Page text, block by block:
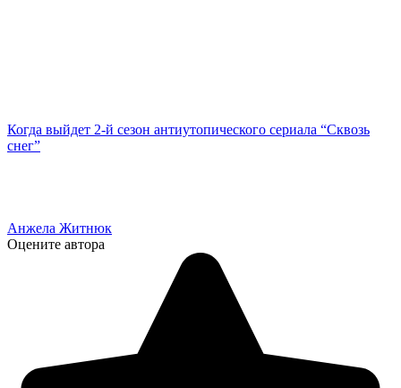
Когда выйдет 2-й сезон антиутопического сериала “Сквозь
снег”
Анжела Житнюк
Оцените автора